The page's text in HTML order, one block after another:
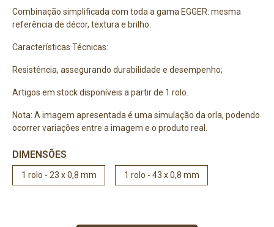
Combinação simplificada com toda a gama EGGER: mesma
referência de décor, textura e brilho.
Características Técnicas:
Resistência, assegurando durabilidade e desempenho;
Artigos em stock disponíveis a partir de 1 rolo.
Nota: A imagem apresentada é uma simulação da orla, podendo
ocorrer variações entre a imagem e o produto real.
DIMENSÕES
1 rolo - 23 x 0,8 mm 1 rolo - 43 x 0,8 mm